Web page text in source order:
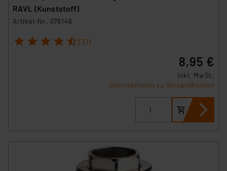
RAVL (Kunststoff)
Artikel-Nr. 076146
1 2 3 4 5 (31)
8,95 €
inkl. MwSt.
Informationen zu Versandkosten